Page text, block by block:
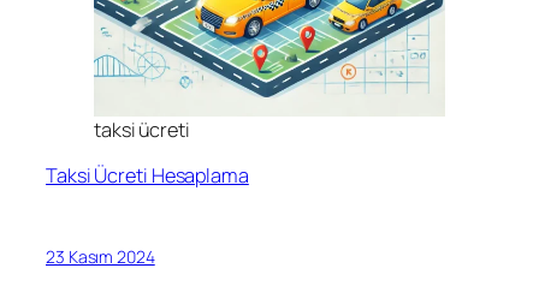
taksi ücreti
Taksi Ücreti Hesaplama
23 Kasım 2024